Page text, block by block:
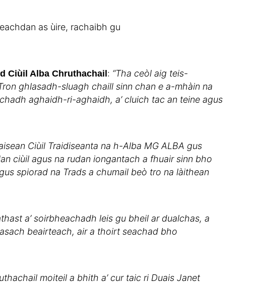
as ùire, rachaibh gu
Ciùil Alba Chruthachail : “Tha ceòl aig teis-
ghlasadh-sluagh chaill sinn chan e a-mhàin na
aghaidh-ri-aghaidh, a’ cluich tac an teine agus
Ciùil Traidiseanta na h-Alba MG ALBA gus
ciùil agus na rudan iongantach a fhuair sinn bho
spiorad na Trads a chumail beò tro na làithean
a’ soirbheachadh leis gu bheil ar dualchas, a
beairteach, air a thoirt seachad bho
moiteil a bhith a’ cur taic ri Duais Janet